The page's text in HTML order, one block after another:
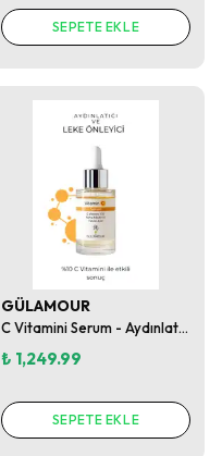
SEPETE EKLE
GÜLAMOUR
C Vitamini Serum - Aydınlatıcı- Leke önleyici- Cilt tonu dengeleyici
₺ 1,249.99
SEPETE EKLE